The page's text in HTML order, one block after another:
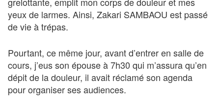
yeux de larmes. Ainsi, Zakari SAMBAOU est passé
de vie à trépas.
Pourtant, ce même jour, avant d’entrer en salle de
cours, j’eus son épouse à 7h30 qui m’assura qu’en
dépit de la douleur, il avait réclamé son agenda
pour organiser ses audiences.